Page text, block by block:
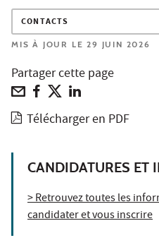
CONTACTS
MIS À JOUR LE 29 JUIN 2026
Partager cette page
Télécharger en PDF
CANDIDATURES ET
> Retrouvez toutes les
candidater et vous inscrire